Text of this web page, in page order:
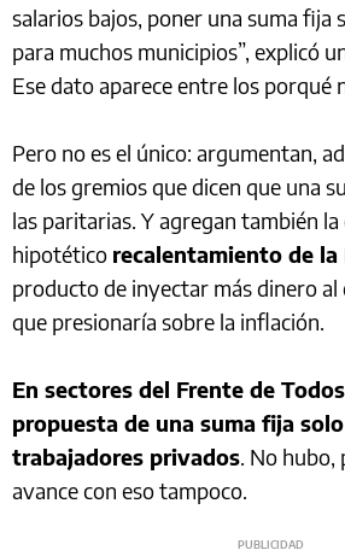
salarios bajos, poner una suma fija
para muchos municipios”, explicó
Ese dato aparece entre los porqué
Pero no es el único: argumentan,
de los gremios que dicen que una
las paritarias. Y agregan también
hipotético recalentamiento de la
producto de inyectar más dinero
que presionaría sobre la inflación.
En sectores del Frente de
propuesta de una suma fija
trabajadores privados. No
avance con eso tampoco.